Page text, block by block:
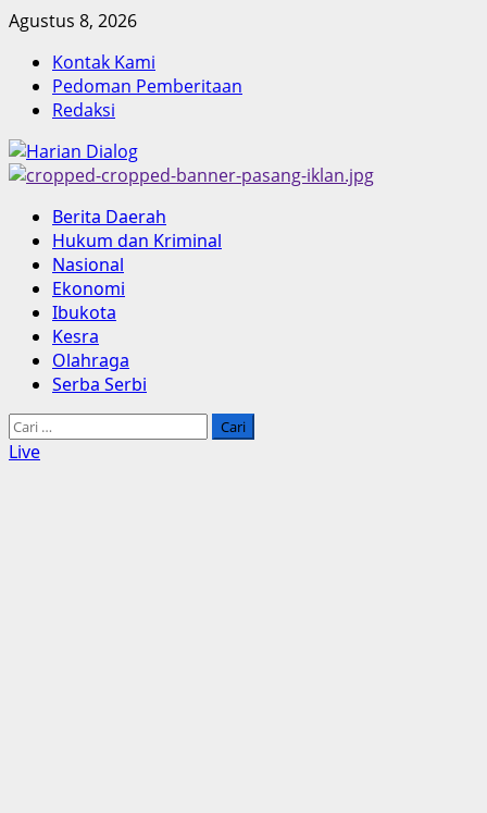
Skip
content
Agustus 8, 2026
Kontak Kami
Pedoman Pemberitaan
Redaksi
Primary
Menu
Berita Daerah
Hukum dan Kriminal
Nasional
Ekonomi
Ibukota
Kesra
Olahraga
Serba Serbi
Cari
untuk:
Live